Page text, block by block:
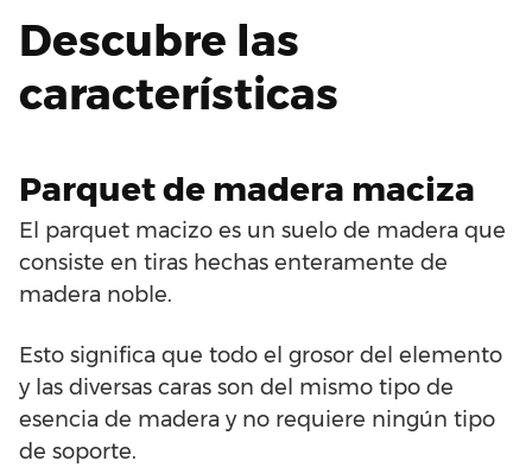
Descubre las
características
Parquet de madera maciza
El parquet macizo es un suelo de madera que
consiste en tiras hechas enteramente de
madera noble.
Esto significa que todo el grosor del elemento
y las diversas caras son del mismo tipo de
esencia de madera y no requiere ningún tipo
de soporte.